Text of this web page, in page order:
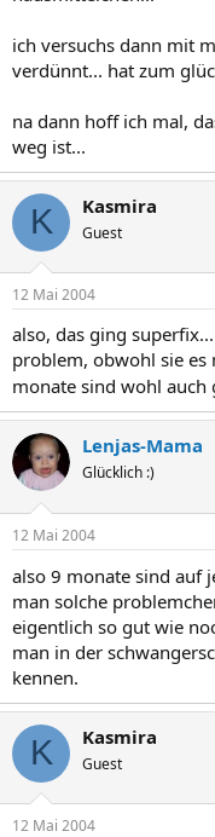
ich versuchs dann mit
verdünnt... hat zum
na dann hoff ich mal,
weg ist...
K Kasmira
Guest
12 Mai 2004
also, das ging
problem, obwohl sie es
monate sind wohl auch
Lenjas-Mama
Glücklich :)
12 Mai 2004
also 9 monate sind auf
man solche
eigentlich so gut wie
man in der
kennen.
K Kasmira
Guest
12 Mai 2004